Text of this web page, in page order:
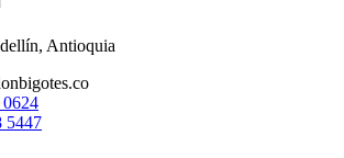
Antioquia
5447